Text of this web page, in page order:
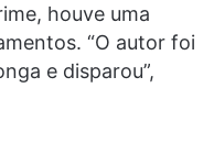
houve uma
“O autor foi
e disparou”,